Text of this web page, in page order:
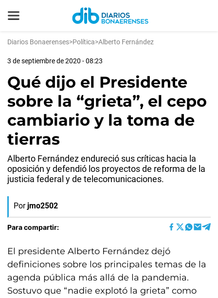
Diarios Bonaerenses>Política>Alberto Fernández
3 de septiembre de 2020 - 08:23
Qué dijo el Presidente
sobre la “grieta”, el cepo
cambiario y la toma de
tierras
Alberto Fernández endureció sus críticas hacia la
oposición y defendió los proyectos de reforma de la
justicia federal y de telecomunicaciones.
Por jmo2502
Para compartir:
El presidente Alberto Fernández dejó
definiciones sobre los principales temas de la
agenda pública más allá de la pandemia.
Sostuvo que “nadie explotó la grieta” como